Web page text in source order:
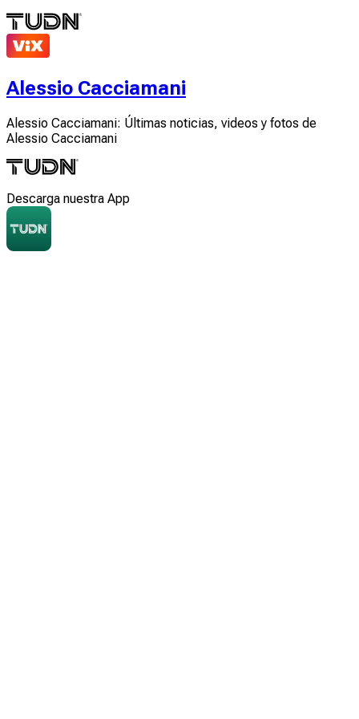
Alessio Cacciamani
Alessio Cacciamani: Últimas noticias, videos y fotos de
Alessio Cacciamani
Descarga nuestra App